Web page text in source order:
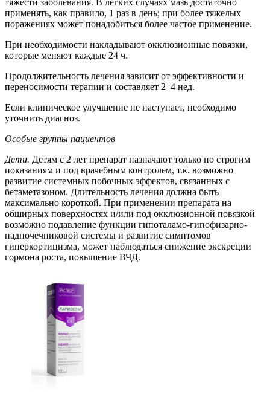
тяжести заболевания. В легких случаях мазь достаточно
применять, как правило, 1 раз в день; при более тяжелых
поражениях может понадобиться более частое применение.
При необходимости накладывают окклюзионные повязки,
которые меняют каждые 24 ч.
Продолжительность лечения зависит от эффективности и
переносимости терапии и составляет 2–4 нед.
Если клиническое улучшение не наступает, необходимо
уточнить диагноз.
Особые группы пациентов
Дети. Детям с 2 лет препарат назначают только по строгим
показаниям и под врачебным контролем, т.к. возможно
развитие системных побочных эффектов, связанных с
бетаметазоном. Длительность лечения должна быть
максимально короткой. При применении препарата на
обширных поверхностях и/или под окклюзионной повязкой
возможно подавление функции гипоталамо-гипофизарно-
надпочечниковой системы и развитие симптомов
гиперкортицизма, может наблюдаться снижение экскреции
гормона роста, повышение ВЧД.